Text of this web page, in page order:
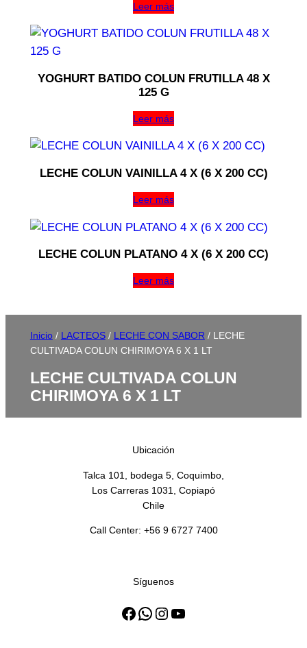
Leer más
YOGHURT BATIDO COLUN FRUTILLA 48 X
125 G
Leer más
LECHE COLUN VAINILLA 4 X (6 X 200 CC)
Leer más
LECHE COLUN PLATANO 4 X (6 X 200 CC)
Leer más
Inicio / LACTEOS/ LECHE CON SABOR / LECHE
CULTIVADA COLUN CHIRIMOYA 6 X 1 LT
LECHE CULTIVADA COLUN
CHIRIMOYA 6 X 1 LT
Ubicación
Talca 101, bodega 5, Coquimbo,
Los Carreras 1031, Copiapó
Chile
Call Center: +56 9 6727 7400
Síguenos
Facebook WhatsApp Instagram YouTube